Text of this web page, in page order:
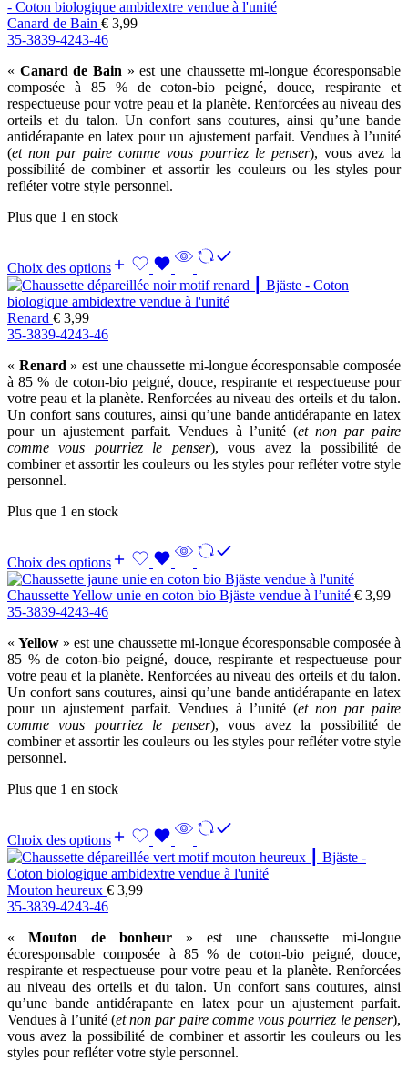
Canard de Bain € 3,99
35-3839-4243-46
« Canard de Bain » est une chaussette mi-longue écoresponsable
composée à 85 % de coton-bio peigné, douce, respirante et
respectueuse pour votre peau et la planète. Renforcées au niveau des
orteils et du talon. Un confort sans coutures, ainsi qu’une bande
antidérapante en latex pour un ajustement parfait. Vendues à l’unité
(et non par paire comme vous pourriez le penser), vous avez la
possibilité de combiner et assortir les couleurs ou les styles pour
refléter votre style personnel.
Plus que 1 en stock
Choix des options
Renard € 3,99
35-3839-4243-46
« Renard » est une chaussette mi-longue écoresponsable composée
à 85 % de coton-bio peigné, douce, respirante et respectueuse pour
votre peau et la planète. Renforcées au niveau des orteils et du talon.
Un confort sans coutures, ainsi qu’une bande antidérapante en latex
pour un ajustement parfait. Vendues à l’unité (et non par paire
comme vous pourriez le penser), vous avez la possibilité de
combiner et assortir les couleurs ou les styles pour refléter votre style
personnel.
Plus que 1 en stock
Choix des options
Chaussette Yellow unie en coton bio Bjäste vendue à l’unité € 3,99
35-3839-4243-46
«Yellow » est une chaussette mi-longue écoresponsable composée à
85 % de coton-bio peigné, douce, respirante et respectueuse pour
votre peau et la planète. Renforcées au niveau des orteils et du talon.
Un confort sans coutures, ainsi qu’une bande antidérapante en latex
pour un ajustement parfait. Vendues à l’unité (et non par paire
comme vous pourriez le penser), vous avez la possibilité de
combiner et assortir les couleurs ou les styles pour refléter votre style
personnel.
Plus que 1 en stock
Choix des options
Mouton heureux € 3,99
35-3839-4243-46
« Mouton de bonheur » est une chaussette mi-longue
écoresponsable composée à 85 % de coton-bio peigné, douce,
respirante et respectueuse pour votre peau et la planète. Renforcées
au niveau des orteils et du talon. Un confort sans coutures, ainsi
qu’une bande antidérapante en latex pour un ajustement parfait.
Vendues à l’unité (et non par paire comme vous pourriez le penser),
vous avez la possibilité de combiner et assortir les couleurs ou les
styles pour refléter votre style personnel.